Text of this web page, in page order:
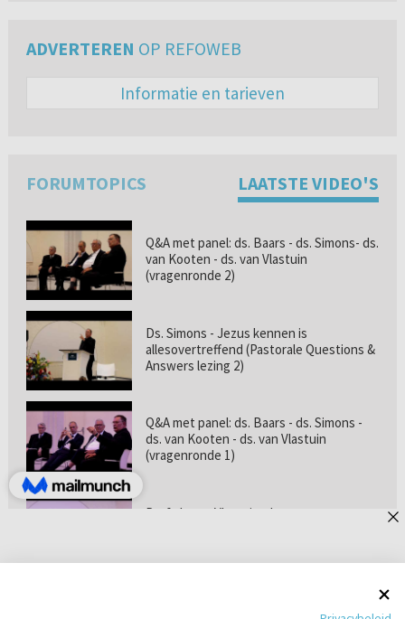
ADVERTEREN OP REFOWEB
Informatie en tarieven
FORUMTOPICS LAATSTE VIDEO'S
Q&A met panel: ds. Baars - ds. Simons- ds.
van Kooten - ds. van Vlastuin
(vragenronde 2)
Ds. Simons - Jezus kennen is
allesovertreffend (Pastorale Questions &
Answers lezing 2)
Q&A met panel: ds. Baars - ds. Simons -
ds. van Kooten - ds. van Vlastuin
(vragenronde 1)
Prof. dr. van Vlastuin - Is